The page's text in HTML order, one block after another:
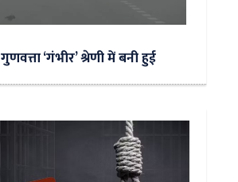
‘गंभीर’ श्रेणी में बनी हुई